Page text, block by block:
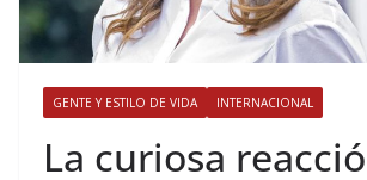
GENTE Y ESTILO DE VIDA INTERNACIONAL
​La curiosa